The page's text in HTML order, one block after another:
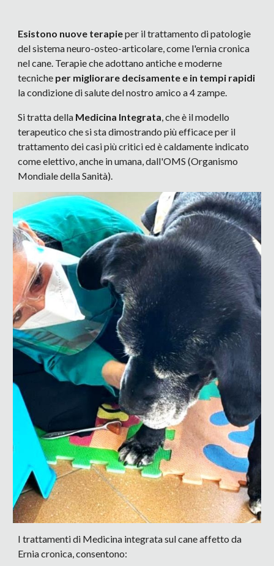
Esistono nuove terapieper il trattamento di patologie
del sistema neuro-osteo-articolare, come l'ernia cronica
nel cane. Terapie che adottano antiche e moderne
tecniche per migliorare decisamente e in tempi rapidi
la condizione di salute del nostro amico a 4 zampe.
Si tratta della Medicina Integrata, che è il modello
terapeutico che si sta dimostrando più efficace per il
trattamento dei casi più critici ed è caldamente indicato
come elettivo, anche in umana, dall'OMS (Organismo
Mondiale della Sanità).
I trattamenti di Medicina integrata sul cane affetto da
Ernia cronica, consentono: